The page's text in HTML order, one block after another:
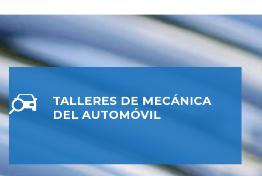
TALLERES DE MECÁNICA
DEL AUTOMÓVIL